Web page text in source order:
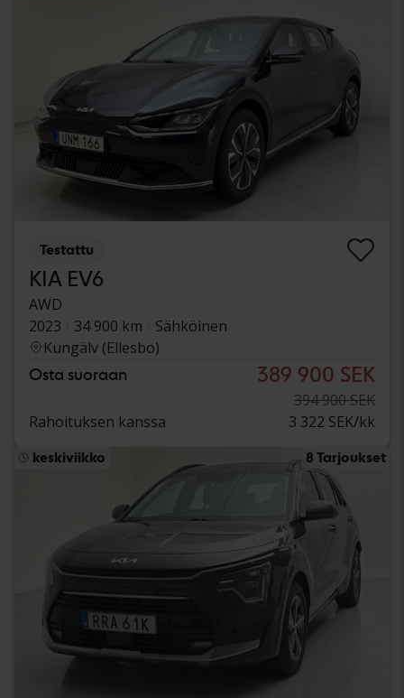
Testattu
KIA EV6
AWD
2023
34 900 km
Sähköinen
Kungälv (Ellesbo)
Osta suoraan 389 900 SEK
394 900 SEK
Rahoituksen kanssa
3 322 SEK/kk
keskiviikko 8 Tarjoukset